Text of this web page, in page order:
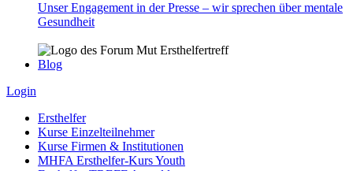
Unser Engagement in der Presse – wir sprechen über mentale
Gesundheit
Blog
Login
Ersthelfer
Kurse Einzelteilnehmer
Kurse Firmen & Institutionen
MHFA Ersthelfer-Kurs Youth